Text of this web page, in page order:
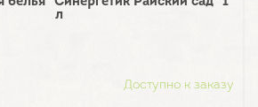
л
Доступно к заказу